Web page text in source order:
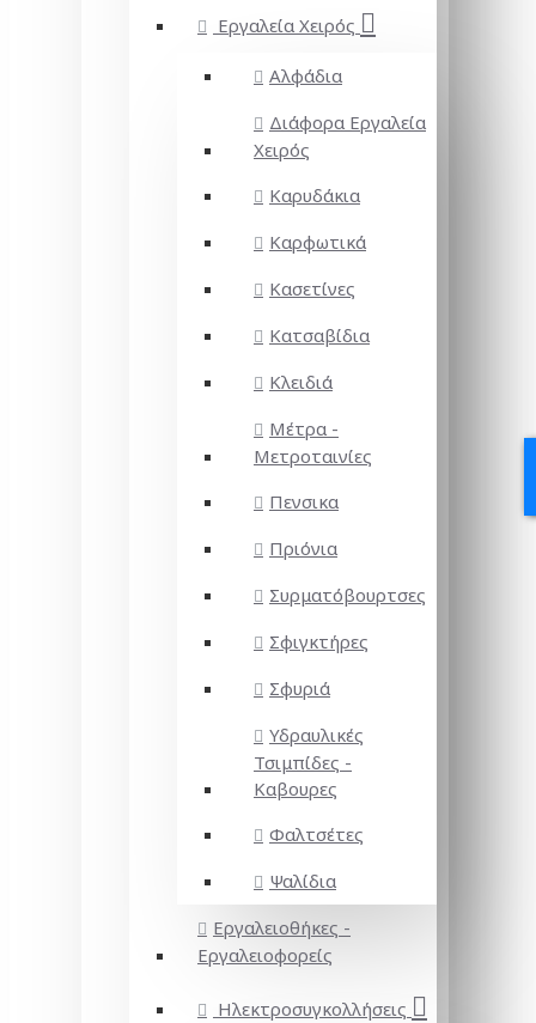
Εργαλεία Χειρός
Αλφάδια
Διάφορα Εργαλεία
Χειρός
Καρυδάκια
Καρφωτικά
Κασετίνες
Κατσαβίδια
Κλειδιά
Μέτρα -
Μετροταινίες
Πενσικα
Πριόνια
Συρματόβουρτσες
Σφιγκτήρες
Σφυριά
Υδραυλικές
Τσιμπίδες -
Καβουρες
Φαλτσέτες
Ψαλίδια
Εργαλειοθήκες -
Εργαλειοφορείς
Ηλεκτροσυγκολλήσεις